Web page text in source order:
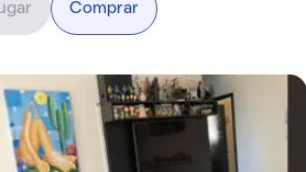
Comprar